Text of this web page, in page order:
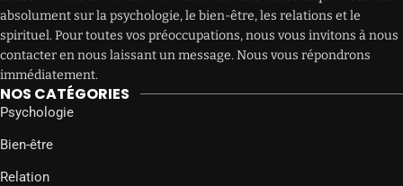
absolument sur la psychologie, le bien-être, les relations et le
spirituel. Pour toutes vos préoccupations, nous vous invitons à nous
contacter en nous laissant un message. Nous vous répondrons
immédiatement.
NOS CATÉGORIES
Psychologie
Bien-être
Relation